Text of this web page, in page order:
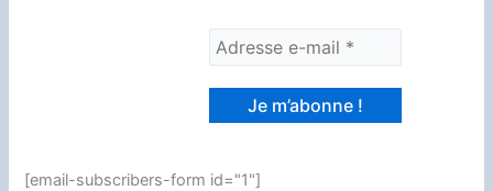
[email-subscribers-form id="1"]